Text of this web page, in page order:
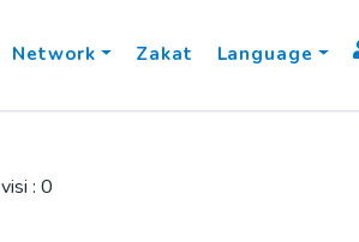
Network Zakat Language
: 0